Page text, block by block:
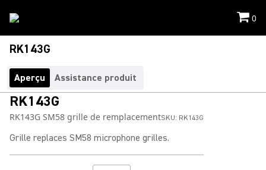
0
RK143G
Aperçu Assistance produit
RK143G
RK143G SM58 grille de remplacementSKU: RK143G
Grille replaces SM58 microphone grilles.